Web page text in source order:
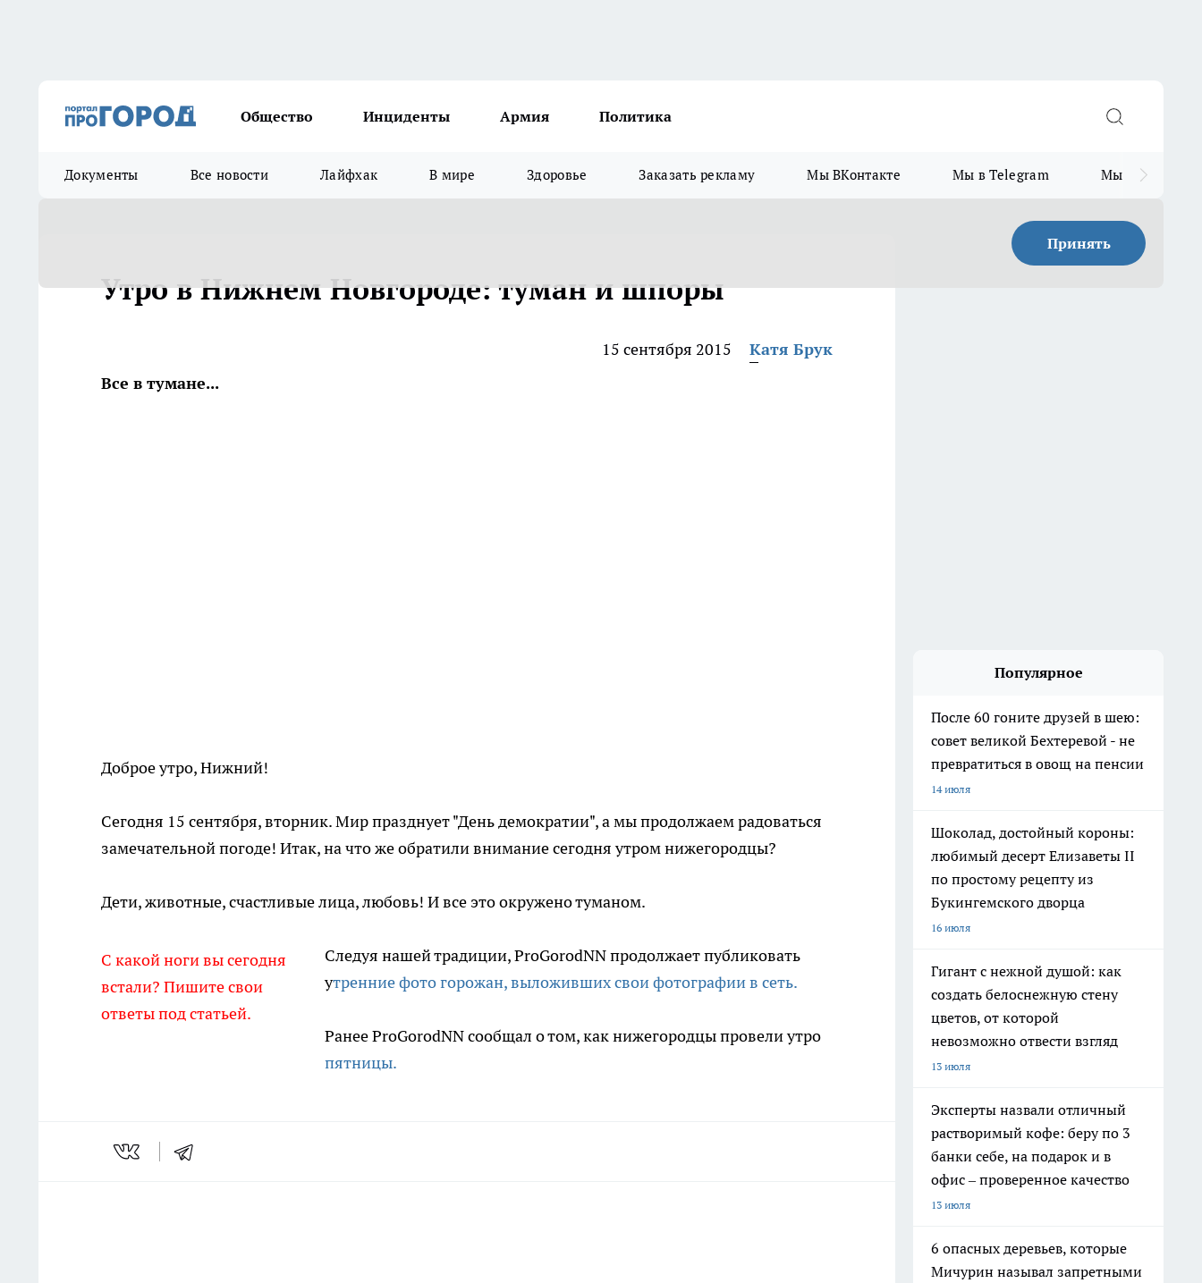
Общество Инциденты Армия Политика
Документы Все новости Лайфхак В мире Здоровье Заказать рекламу Мы ВКонтакте Мы в Telegram Мы в MAX
Принять
Утро в Нижнем Новгороде: туман и шпоры
15 сентября 2015
Катя Брук
Все в тумане...
Доброе утро, Нижний!
Сегодня 15 сентября, вторник. Мир празднует "День демократии", а мы продолжаем радоваться
замечательной погоде! Итак, на что же обратили внимание сегодня утром нижегородцы?
Дети, животные, счастливые лица, любовь! И все это окружено туманом.
С какой ноги вы сегодня
встали? Пишите свои
ответы под статьей.
Следуя нашей традиции, ProGorodNN продолжает публиковать
утренние фото горожан, выложивших свои фотографии в сеть.
Ранее ProGorodNN сообщал о том, как нижегородцы провели утро
пятницы.
Популярное
После 60 гоните друзей в шею:
совет великой Бехтеревой - не
превратиться в овощ на пенсии
14 июля
Шоколад, достойный короны:
любимый десерт Елизаветы II
по простому рецепту из
Букингемского дворца
16 июля
Гигант с нежной душой: как
создать белоснежную стену
цветов, от которой
невозможно отвести взгляд
13 июля
Эксперты назвали отличный
растворимый кофе: беру по 3
банки себе, на подарок и в
офис – проверенное качество
13 июля
6 опасных деревьев, которые
Мичурин называл запретными